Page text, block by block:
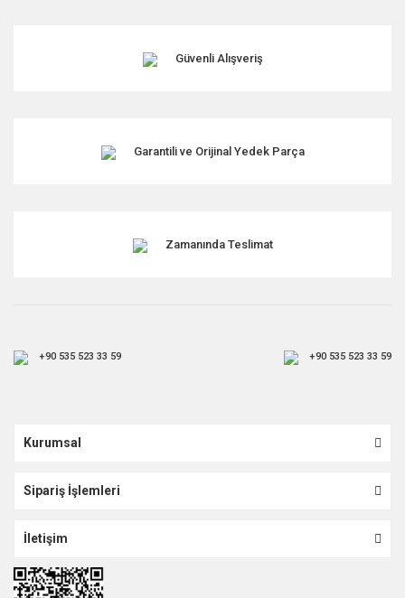
Güvenli Alışveriş
Garantili ve Orijinal Yedek Parça
Zamanında Teslimat
+90 535 523 33 59 +90 535 523 33 59
Kurumsal
Sipariş İşlemleri
İletişim